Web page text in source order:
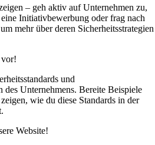
– geh aktiv auf Unternehmen zu,
Initiativbewerbung oder frag nach
mehr über deren Sicherheitsstrategien
und
Unternehmens. Bereite Beispiele
wie du diese Standards in der
Website!